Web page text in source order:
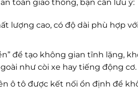
toàn giao thông, bạn cần lưu ý:
lượng cao, có độ dài phù hợp
để tạo không gian tĩnh lặng,
như còi xe hay tiếng động cơ.
ô tô được kết nối ổn định để